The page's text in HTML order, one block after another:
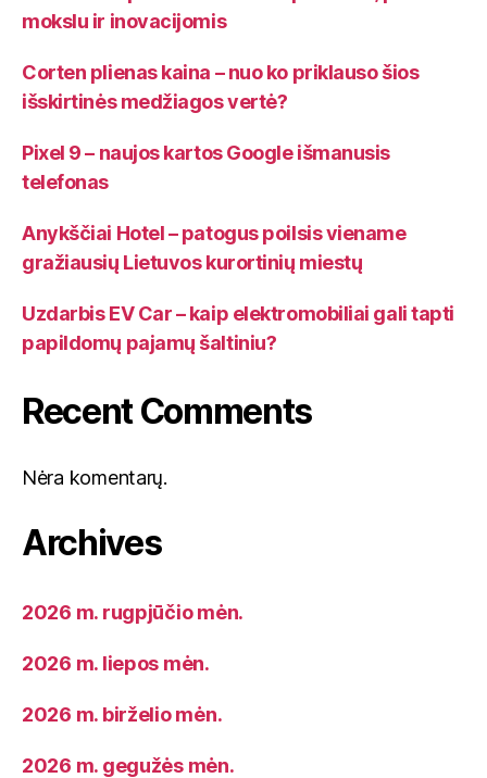
mokslu ir inovacijomis
Corten plienas kaina – nuo ko priklauso šios
išskirtinės medžiagos vertė?
Pixel 9 – naujos kartos Google išmanusis
telefonas
Anykščiai Hotel – patogus poilsis viename
gražiausių Lietuvos kurortinių miestų
Uzdarbis EV Car – kaip elektromobiliai gali tapti
papildomų pajamų šaltiniu?
Recent Comments
Nėra komentarų.
Archives
2026 m. rugpjūčio mėn.
2026 m. liepos mėn.
2026 m. birželio mėn.
2026 m. gegužės mėn.